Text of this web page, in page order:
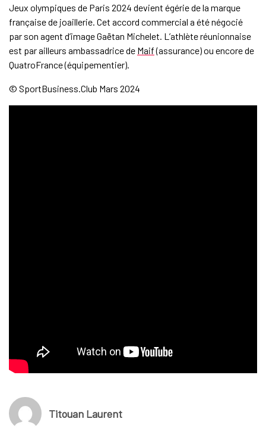
Jeux olympiques de Paris 2024 devient égérie de la marque
française de joaillerie. Cet accord commercial a été négocié
par son agent d’image Gaëtan Michelet. L’athlète réunionnaise
est par ailleurs ambassadrice de Maif(assurance) ou encore de
QuatroFrance (équipementier).
© SportBusiness.Club Mars 2024
Titouan Laurent